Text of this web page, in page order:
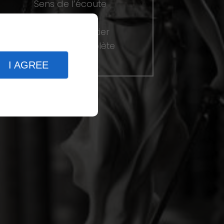
I AGREE
Sens de l’écoute
Disponibilité
Passion du métier
Prestation complète